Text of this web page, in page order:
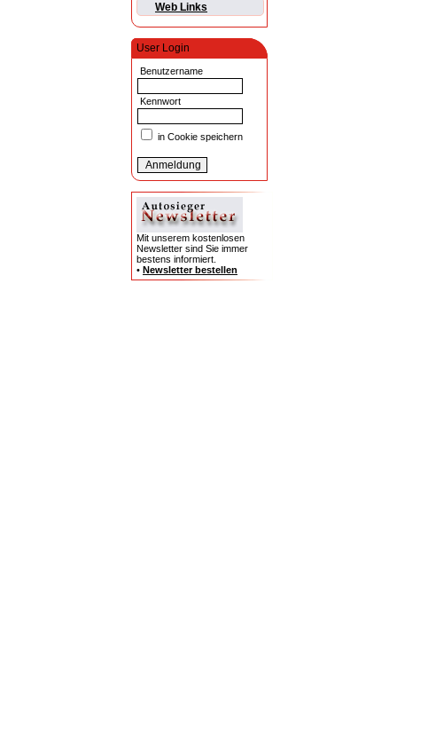
Web Links
User Login
Benutzername
Kennwort
in Cookie speichern
Mit unserem kostenlosen
Newsletter sind Sie immer
bestens informiert.
• Newsletter bestellen